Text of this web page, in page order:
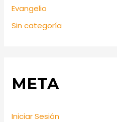
Evangelio
Sin categoría
META
Iniciar Sesión